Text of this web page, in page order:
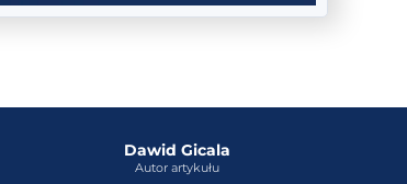
Dawid Gicala
Autor artykułu